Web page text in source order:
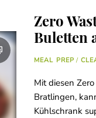
Zero
Buletten
MEAL PREP /
Mit diesen
Bratlingen,
Kühlschrank